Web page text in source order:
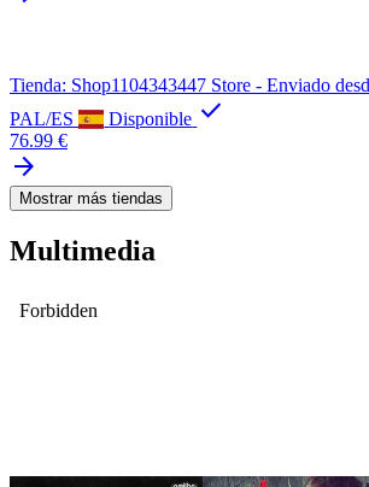
Tienda: Shop1104343447 Store - Enviado
PAL/ES
Disponible check
76.99 €
arrow_forward
Mostrar más tiendas
Multimedia